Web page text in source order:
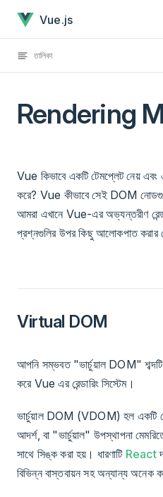
Skip to content
Vue.js
তালিকা
Rendering
Vue কিভাবে একটি টেমপ্লেট নেয়
করে? Vue কীভাবে সেই DOM
আমরা এখানে Vue-এর অভ্যন্তরীণ
প্রশ্নগুলির উপর কিছু আলোকপাত করার
Virtual DOM
আপনি সম্ভবত "ভার্চুয়াল DOM"
করে Vue এর রেন্ডারিং সিস্টেম।
ভার্চুয়াল DOM (VDOM) হল একটি
আদর্শ, বা "ভার্চুয়াল" উপস্থাপনা
সাথে সিঙ্ক করা হয়। ধারণাটি React
বিভিন্ন বাস্তবায়ন সহ অন্যান্য অনেক